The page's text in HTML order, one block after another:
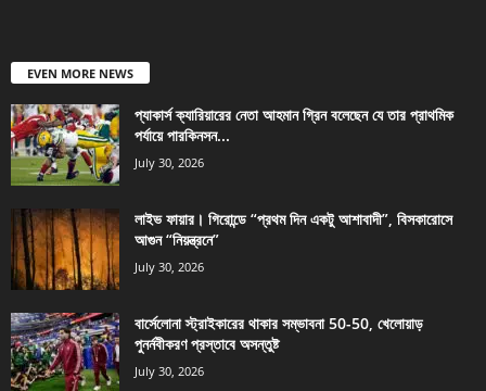
EVEN MORE NEWS
প্যাকার্স ক্যারিয়ারের নেতা আহমান গ্রিন বলেছেন যে তার প্রাথমিক
পর্যায়ে পারকিনসন...
July 30, 2026
লাইভ ফায়ার। গিরোন্ডে “প্রথম দিন একটু আশাবাদী”, বিসকারোসে
আগুন “নিয়ন্ত্রনে”
July 30, 2026
বার্সেলোনা স্ট্রাইকারের থাকার সম্ভাবনা 50-50, খেলোয়াড়
পুনর্নবীকরণ প্রস্তাবে অসন্তুষ্ট
July 30, 2026